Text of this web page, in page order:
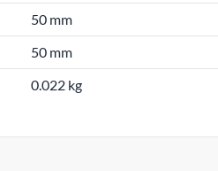
50 mm
50 mm
0.022 kg